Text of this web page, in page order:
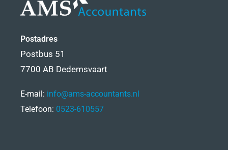
Postadres
Postbus 51
7700 AB Dedemsvaart
E-mail: info@ams-accountants.nl
Telefoon: 0523-610557